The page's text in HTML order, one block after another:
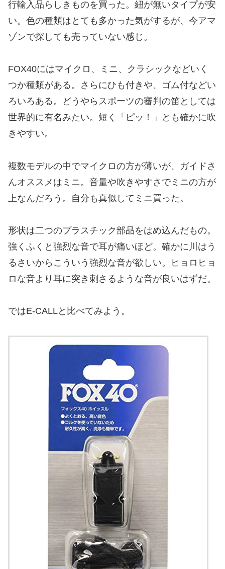
行輸入品らしきものを買った。紐が無いタイプが安
い。色の種類はとても多かった気がするが、今アマ
ゾンで探しても売っていない感じ。
FOX40にはマイクロ、ミニ、クラシックなどいく
つか種類がある。さらにひも付きや、ゴム付などい
ろいろある。どうやらスポーツの審判の笛としては
世界的に有名みたい。短く「ピッ！」とも確かに吹
きやすい。
複数モデルの中でマイクロの方が薄いが、ガイドさ
んオススメはミニ。音量や吹きやすさでミニの方が
上なんだろう。自分も真似してミニ買った。
形状は二つのプラスチック部品をはめ込んだもの。
強くふくと強烈な音で耳が痛いほど。確かに川はう
るさいからこういう強烈な音が欲しい。ヒョロヒョ
ロな音より耳に突き刺さるような音が良いはずだ。
ではE-CALLと比べてみよう。